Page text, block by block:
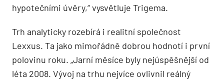
hypotečními úvěry,“ vysvětluje Trigema.
Trh analyticky rozebírá i realitní společnost
Lexxus. Ta jako mimořádně dobrou hodnotí i první
polovinu roku. „Jarní měsíce byly nejúspěšnější od
léta 2008. Vývoj na trhu nejvíce ovlivnil reálný